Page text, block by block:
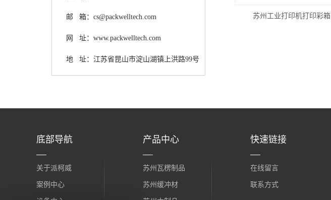
邮 箱：cs@packwelltech.com
网 址：www.packwelltech.com
地 址：江苏省昆山市淀山湖镇上洪路99号
苏州工业打印机打印彩箱
底部导航
关于派柯威
案例中心
产品中心
苏州瓦楞制品
苏州缓冲材
快速链接
在线留言
联系方式